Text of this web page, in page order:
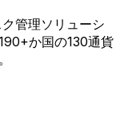
管理ソリューシ
か国の130通貨